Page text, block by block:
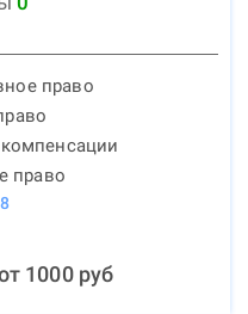
право
компенсации
право
1000руб